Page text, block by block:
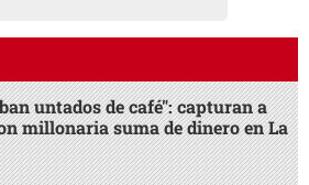
untados de café": capturan a
millonaria suma de dinero en La